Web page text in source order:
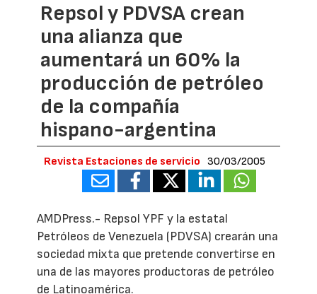
Repsol y PDVSA crean
una alianza que
aumentará un 60% la
producción de petróleo
de la compañía
hispano-argentina
Revista Estaciones de servicio 30/03/2005
AMDPress.- Repsol YPF y la estatal
Petróleos de Venezuela (PDVSA) crearán una
sociedad mixta que pretende convertirse en
una de las mayores productoras de petróleo
de Latinoamérica.